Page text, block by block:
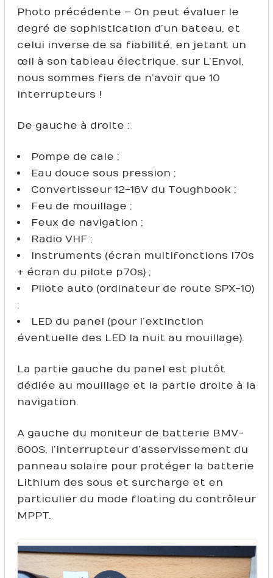
Photo précédente – On peut évaluer le
degré de sophistication d’un bateau, et
celui inverse de sa fiabilité, en jetant un
œil à son tableau électrique, sur L’Envol,
nous sommes fiers de n’avoir que 10
interrupteurs !
De gauche à droite :
Pompe de cale ;
Eau douce sous pression ;
Convertisseur 12-16V du Toughbook ;
Feu de mouillage ;
Feux de navigation ;
Radio VHF ;
Instruments (écran multifonctions i70s
+ écran du pilote p70s) ;
Pilote auto (ordinateur de route SPX-10)
;
LED du panel (pour l’extinction
éventuelle des LED la nuit au mouillage).
La partie gauche du panel est plutôt
dédiée au mouillage et la partie droite à la
navigation.
A gauche du moniteur de batterie BMV-
600S, l’interrupteur d’asservissement du
panneau solaire pour protéger la batterie
Lithium des sous et surcharge et en
particulier du mode floating du contrôleur
MPPT.